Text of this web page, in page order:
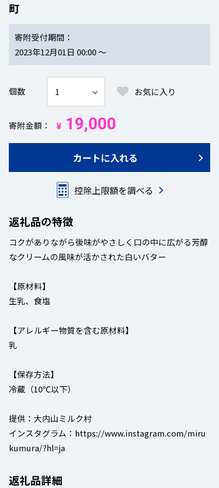
町
寄附受付期間
2023年12月01日 00:00 ～
個数 お気に入り
寄附金額 ¥19,000
カートに入れる
控除上限額を調べる
返礼品の特徴
コクがありながら後味がやさしく口の中に広がる芳醇
なクリームの風味が活かされた白いバター
【原材料】
生乳、食塩
【アレルギー物質を含む原材料】
乳
【保存方法】
冷蔵（10℃以下）
提供：大内山ミルク村
インスタグラム：https://www.instagram.com/miru
kumura/?hl=ja
返礼品詳細